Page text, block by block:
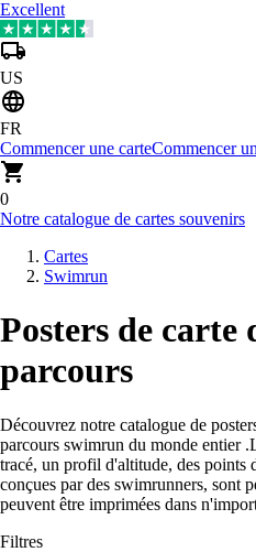
Excellent
US
FR
Commencer une carteCommencer
0
Notre catalogue de cartes souvenirs
Cartes
Swimrun
Posters de carte
parcours
Découvrez notre catalogue de
parcours swimrun du monde entier .
tracé, un profil d'altitude, des points
conçues par des swimrunners, sont
peuvent être imprimées dans
Filtres